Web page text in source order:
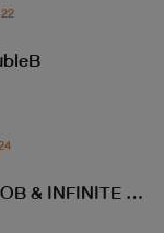
22
& INFINITE By